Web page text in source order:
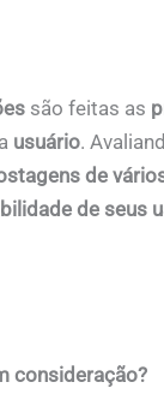
são feitas as
usuário.
de
de seus
consideração?